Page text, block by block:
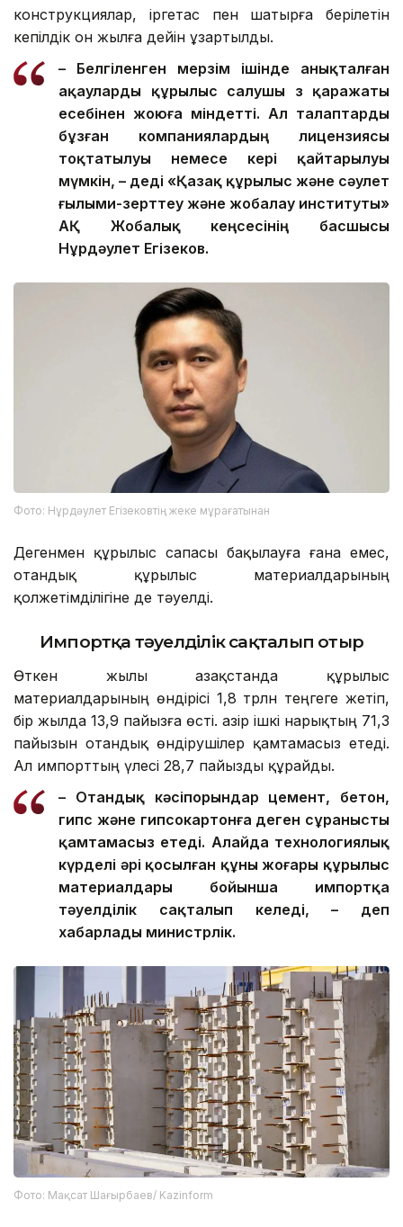
конструкциялар, іргетас пен шатырға берілетін
кепілдік он жылға дейін ұзартылды.
– Белгіленген мерзім ішінде анықталған
ақауларды құрылыс салушы өз қаражаты
есебінен жоюға міндетті. Ал талаптарды
бұзған компаниялардың лицензиясы
тоқтатылуы немесе кері қайтарылуы
мүмкін, – деді «Қазақ құрылыс және сәулет
ғылыми-зерттеу және жобалау институты»
АҚ Жобалық кеңсесінің басшысы
Нұрдәулет Егізеков.
Фото: Нұрдәулет Егізековтің жеке мұрағатынан
Дегенмен құрылыс сапасы бақылауға ғана емес,
отандық құрылыс материалдарының
қолжетімділігіне де тәуелді.
Импортқа тәуелділік сақталып отыр
Өткен жылы Қазақстанда құрылыс
материалдарының өндірісі 1,8 трлн теңгеге жетіп,
бір жылда 13,9 пайызға өсті. Қазір ішкі нарықтың 71,3
пайызын отандық өндірушілер қамтамасыз етеді.
Ал импорттың үлесі 28,7 пайызды құрайды.
– Отандық кәсіпорындар цемент, бетон,
гипс және гипсокартонға деген сұранысты
қамтамасыз етеді. Алайда технологиялық
күрделі әрі қосылған құны жоғары құрылыс
материалдары бойынша импортқа
тәуелділік сақталып келеді, – деп
хабарлады министрлік.
Фото: Мақсат Шағырбаев/ Kazinform